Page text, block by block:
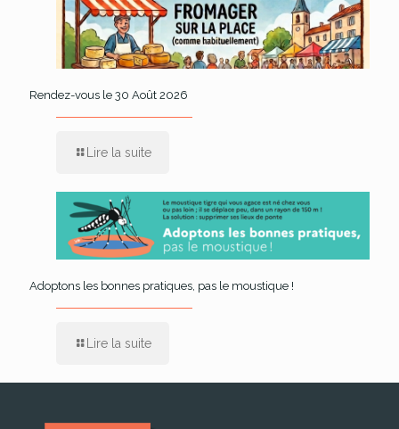
Rendez-vous le 30 Août 2026
Lire la suite
Adoptons les bonnes pratiques, pas le moustique !
Lire la suite